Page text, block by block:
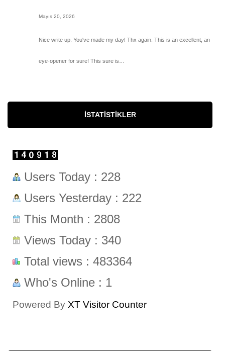
Mayıs 20, 2026
Nice write up. You've made my day! Thx again. This is an excellent, an
eye-opener for sure! This sure is…
İSTATISTIKLER
Users Today : 228
Users Yesterday : 222
This Month : 2808
Views Today : 340
Total views : 483364
Who's Online : 1
Powered By XT Visitor Counter